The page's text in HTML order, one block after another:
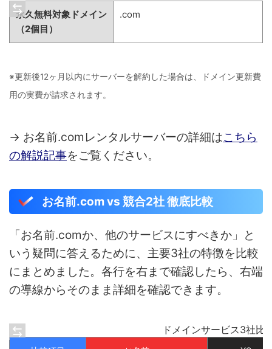
永久無料対象ドメイン
（2個目）
.com
※更新後12ヶ月以内にサーバーを解約した場合は、ドメイン更新費
用の実費が請求されます。
→ お名前.comレンタルサーバーの詳細はこちら
の解説記事をご覧ください。
お名前.com vs 競合2社 徹底比較
「お名前.comか、他のサービスにすべきか」と
いう疑問に答えるために、主要3社の特徴を比較
にまとめました。各行を右まで確認したら、右端
の導線からそのまま詳細を確認できます。
ドメインサービス3社